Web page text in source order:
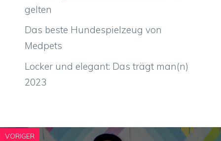
gelten
Das beste Hundespielzeug von
Medpets
Locker und elegant: Das trägt man(n)
2023
VORIGER